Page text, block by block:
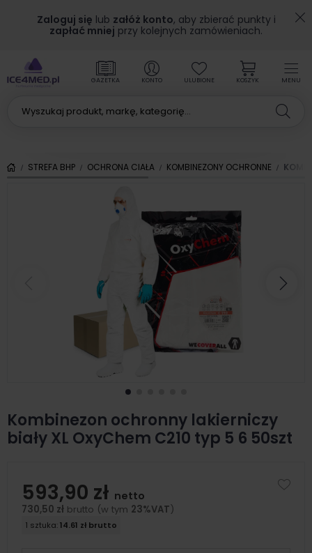
Zaloguj się lub załóż konto, aby zbierać punkty i
zapłać mniej przy kolejnych zamówieniach.
MENU
GAZETKA KONTO ULUBIONE KOSZYK
STREFA BHP OCHRONA CIAŁA KOMBINEZONY OCHRONNE
Poprzedni
Kombinezon ochronny lakierniczy
biały XL OxyChem C210 typ 5 6 50szt
593,90 zł netto
730,50 zł brutto (w tym 23%VAT)
1 sztuka:14.61 zł brutto